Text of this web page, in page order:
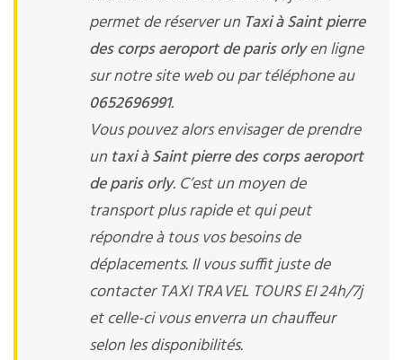
permet de réserver un Taxi à Saint pierre
des corps aeroport de paris orlyen ligne
sur notre site web ou par téléphone au
0652696991.
Vous pouvez alors envisager de prendre
un taxi à Saint pierre des corps aeroport
de paris orly. C’est un moyen de
transport plus rapide et qui peut
répondre à tous vos besoins de
déplacements. Il vous suffit juste de
contacter TAXI TRAVEL TOURS EI 24h/7j
et celle-ci vous enverra un chauffeur
selon les disponibilités.